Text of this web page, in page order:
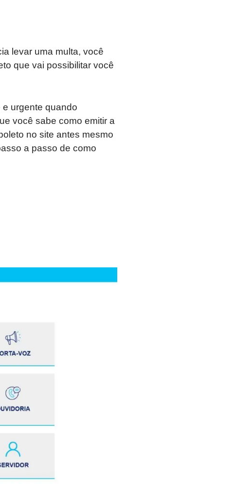
levar uma multa, você
que vai possibilitar você
urgente quando
você sabe como emitir a
no site antes mesmo
a passo de como